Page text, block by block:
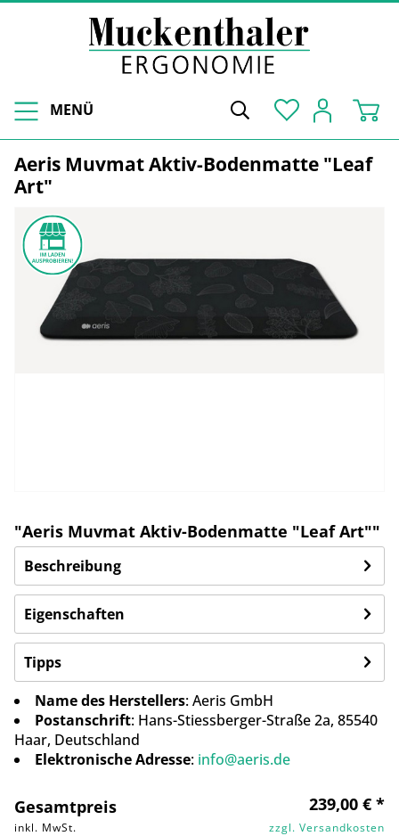
MENÜ
Aeris Muvmat Aktiv-Bodenmatte "Leaf
Art"
"Aeris Muvmat Aktiv-Bodenmatte "Leaf Art""
Beschreibung
Eigenschaften
Tipps
Name des Herstellers: Aeris GmbH
Postanschrift: Hans-Stiessberger-Straße 2a, 85540
Haar, Deutschland
Elektronische Adresse: info@aeris.de
Gesamtpreis 239,00 € *
inkl. MwSt. zzgl. Versandkosten